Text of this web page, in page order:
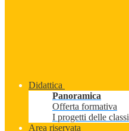
Didattica
Panoramica
Offerta formativa
I progetti delle classi
Area riservata